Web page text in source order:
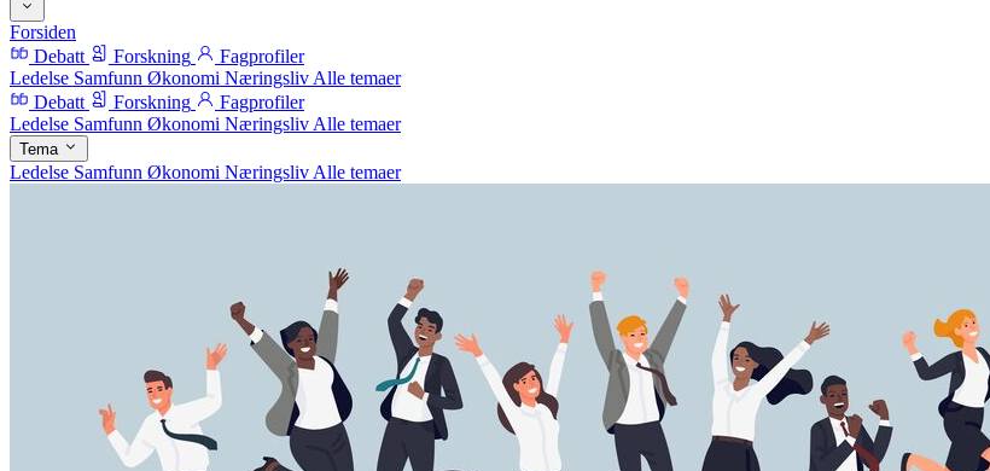
Forsiden
Debatt
Forskning
Fagprofiler
Ledelse Samfunn Økonomi Næringsliv Alle temaer
Debatt
Forskning
Fagprofiler
Ledelse Samfunn Økonomi Næringsliv Alle temaer
Tema
Ledelse Samfunn Økonomi Næringsliv Alle temaer